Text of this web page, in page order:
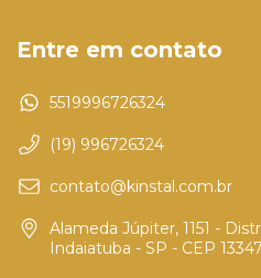
Entre em contato
5519996726324
(19) 996726324
contato@kinstal.com.br
Alameda Júpiter, 1151 -
Indaiatuba - SP - CEP